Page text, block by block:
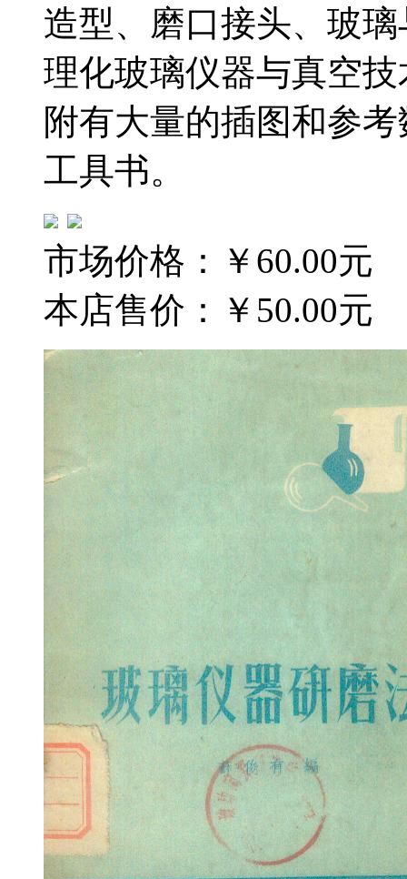
造型、磨口接头、玻
理化玻璃仪器与真空
附有大量的插图和参
工具书。
市场价格：
￥60.00元
本店售价：
￥50.00元